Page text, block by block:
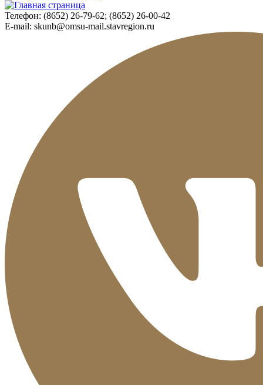
Телефон: (8652) 26-79-62; (8652) 26-00-42
E-mail: skunb@omsu-mail.stavregion.ru